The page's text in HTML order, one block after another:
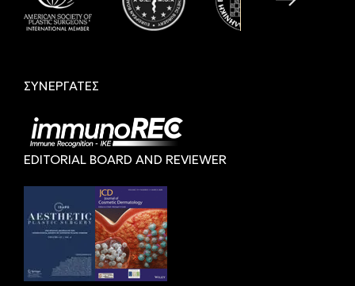
ΣΥΝΕΡΓΑΤΕΣ
EDITORIAL BOARD AND REVIEWER